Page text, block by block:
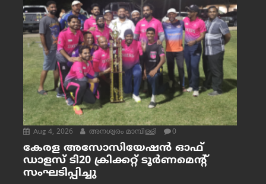
Aug 4, 2026 അനശ്വരം മാമ്പിള്ളി 0
കേരള അസോസിയേഷൻ ഓഫ്
ഡാളസ് ടി20 ക്രിക്കറ്റ് ടൂർണമെന്റ്
സംഘടിപ്പിച്ചു